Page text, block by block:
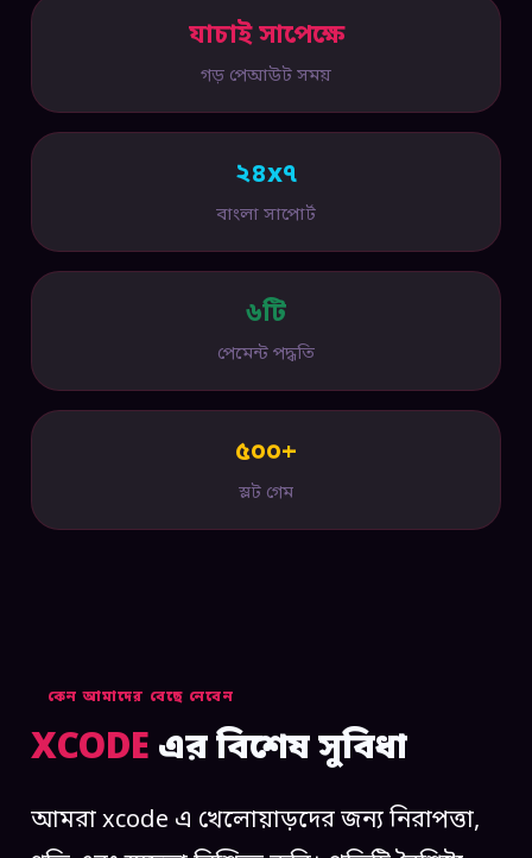
যাচাই সাপেক্ষে
গড় পেআউট সময়
২৪x৭
বাংলা সাপোর্ট
৬টি
পেমেন্ট পদ্ধতি
৫০০+
স্লট গেম
কেন আমাদের বেছে নেবেন
XCODE এর বিশেষ সুবিধা
আমরা xcode এ খেলোয়াড়দের জন্য নিরাপত্তা,